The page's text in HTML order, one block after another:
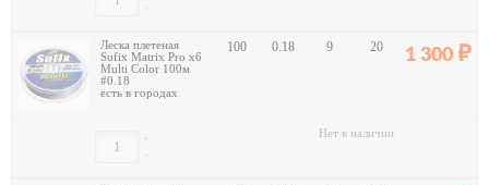
-
Леска плетеная
Sufix Matrix Pro x6
Multi Color 100м
#0.18
есть в городах
100 0.18 9 20 1 300
-
+ Нет в наличии